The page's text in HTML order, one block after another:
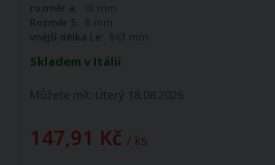
Skladem v Itálii
Můžete mít: Úterý 18.08.2026
147,91 Kč / ks
rozměr a:
10 mm
Rozměr S:
8 mm
vnější délka Le:
863 mm